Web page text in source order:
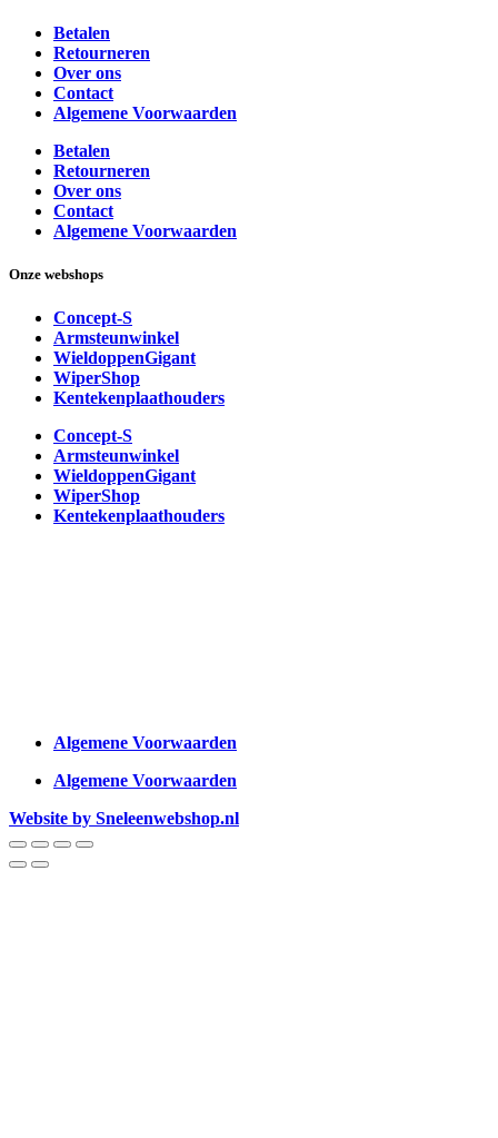
Betalen
Retourneren
Over ons
Contact
Algemene Voorwaarden
Betalen
Retourneren
Over ons
Contact
Algemene Voorwaarden
Onze webshops
Concept-S
Armsteunwinkel
WieldoppenGigant
WiperShop
Kentekenplaathouders
Concept-S
Armsteunwinkel
WieldoppenGigant
WiperShop
Kentekenplaathouders
Algemene Voorwaarden
Algemene Voorwaarden
Website by Sneleenwebshop.nl